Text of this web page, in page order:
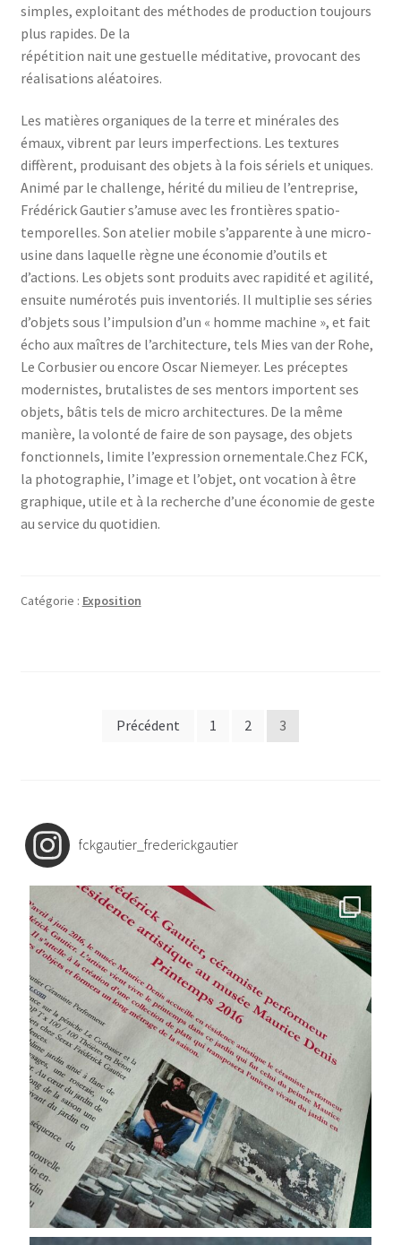
simples, exploitant des méthodes de production toujours
plus rapides. De la
répétition nait une gestuelle méditative, provocant des
réalisations aléatoires.
Les matières organiques de la terre et minérales des
émaux, vibrent par leurs imperfections. Les textures
diffèrent, produisant des objets à la fois sériels et uniques.
Animé par le challenge, hérité du milieu de l’entreprise,
Frédérick Gautier s’amuse avec les frontières spatio-
temporelles. Son atelier mobile s’apparente à une micro-
usine dans laquelle règne une économie d’outils et
d’actions. Les objets sont produits avec rapidité et agilité,
ensuite numérotés puis inventoriés. Il multiplie ses séries
d’objets sous l’impulsion d’un « homme machine », et fait
écho aux maîtres de l’architecture, tels Mies van der Rohe,
Le Corbusier ou encore Oscar Niemeyer. Les préceptes
modernistes, brutalistes de ses mentors importent ses
objets, bâtis tels de micro architectures. De la même
manière, la volonté de faire de son paysage, des objets
fonctionnels, limite l’expression ornementale.Chez FCK,
la photographie, l’image et l’objet, ont vocation à être
graphique, utile et à la recherche d’une économie de geste
au service du quotidien.
Catégorie : Exposition
NavigationPrécédent 1 2 3
fckgautier_frederickgautier